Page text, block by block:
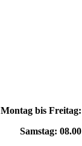
Montag bis
Samstag: